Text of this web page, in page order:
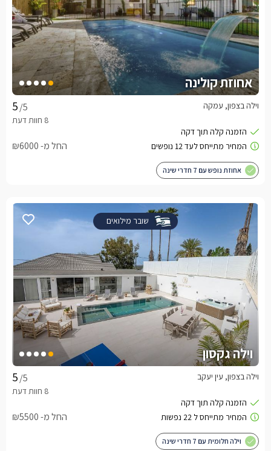
אחוזת קולינה
/5 וילה בצפון, עמקה
החל מ- ₪6000
אחוזת נופש עם 7 חדרי שינה
שובר מילואים
וילה גקסון
/5 וילה בצפון, עין יעקב
החל מ- ₪5500
וילה חלומית עם 7 חדרי שינה